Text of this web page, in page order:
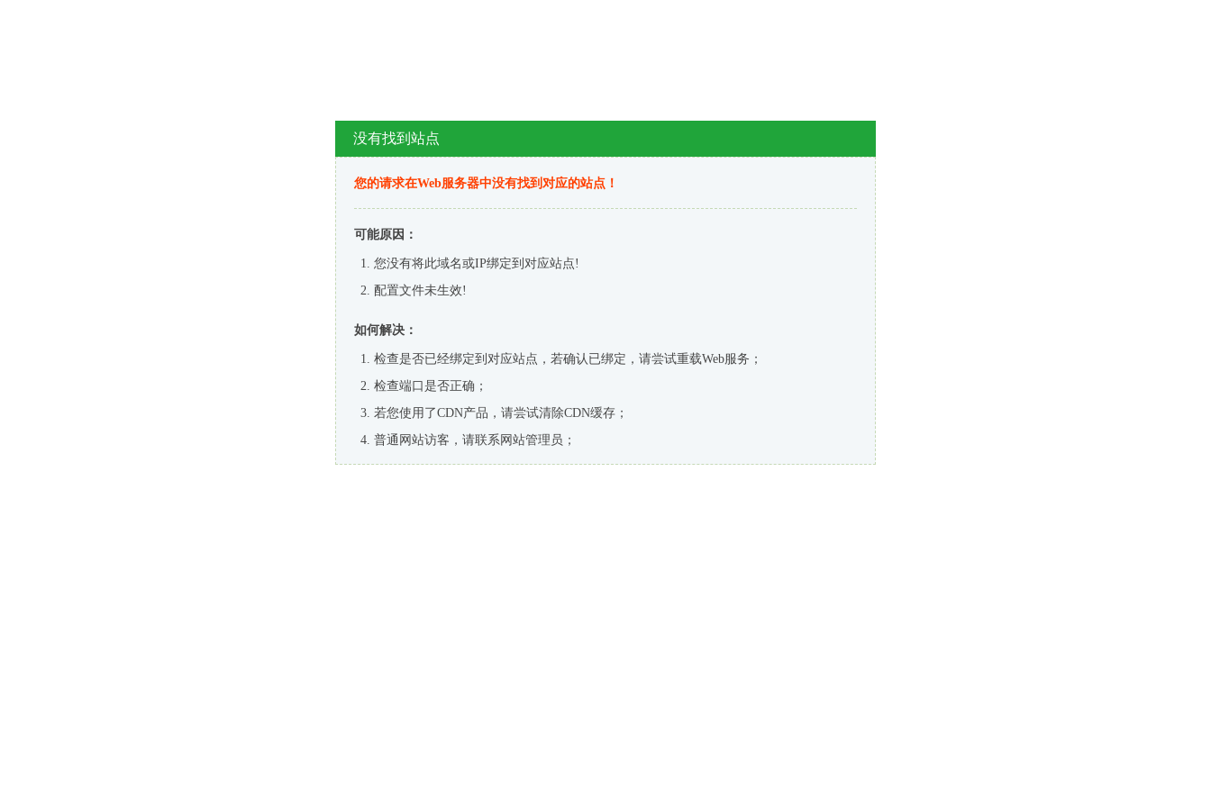
没有找到站点
您的请求在Web服务器中没有找到对应的站点！
可能原因：
您没有将此域名或IP绑定到对应站点!
配置文件未生效!
如何解决：
检查是否已经绑定到对应站点，若确认已绑定，请尝试重载Web服务；
检查端口是否正确；
若您使用了CDN产品，请尝试清除CDN缓存；
普通网站访客，请联系网站管理员；